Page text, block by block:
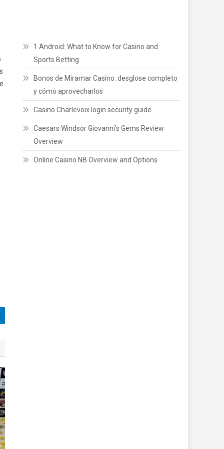
1 Android: What to Know for Casino and
Sports Betting
Bonos de Miramar Casino: desglose completo
y cómo aprovecharlos
Casino Charlevoix login security guide
Caesars Windsor Giovanni’s Gems Review
Overview
Online Casino NB Overview and Options